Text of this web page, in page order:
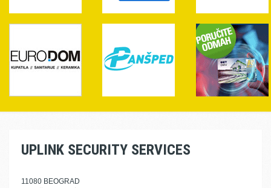
UPLINK SECURITY SERVICES
11080 BEOGRAD